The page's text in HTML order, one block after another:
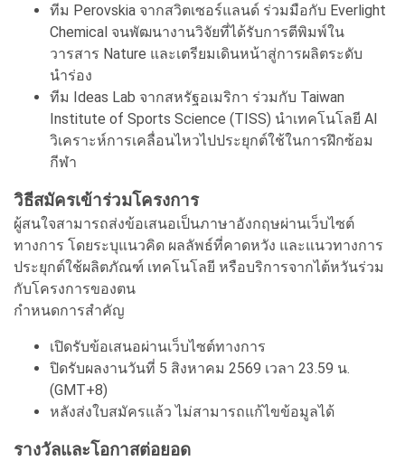
ทีม Perovskia จากสวิตเซอร์แลนด์ ร่วมมือกับ Everlight
Chemical จนพัฒนางานวิจัยที่ได้รับการตีพิมพ์ใน
วารสาร Nature และเตรียมเดินหน้าสู่การผลิตระดับ
นำร่อง
ทีม Ideas Lab จากสหรัฐอเมริกา ร่วมกับ Taiwan
Institute of Sports Science (TISS) นำเทคโนโลยี AI
วิเคราะห์การเคลื่อนไหวไปประยุกต์ใช้ในการฝึกซ้อม
กีฬา
วิธีสมัครเข้าร่วมโครงการ
ผู้สนใจสามารถส่งข้อเสนอเป็นภาษาอังกฤษผ่านเว็บไซต์
ทางการ โดยระบุแนวคิด ผลลัพธ์ที่คาดหวัง และแนวทางการ
ประยุกต์ใช้ผลิตภัณฑ์ เทคโนโลยี หรือบริการจากไต้หวันร่วม
กับโครงการของตน
กำหนดการสำคัญ
เปิดรับข้อเสนอผ่านเว็บไซต์ทางการ
ปิดรับผลงานวันที่ 5 สิงหาคม 2569 เวลา 23.59 น.
(GMT+8)
หลังส่งใบสมัครแล้ว ไม่สามารถแก้ไขข้อมูลได้
รางวัลและโอกาสต่อยอด